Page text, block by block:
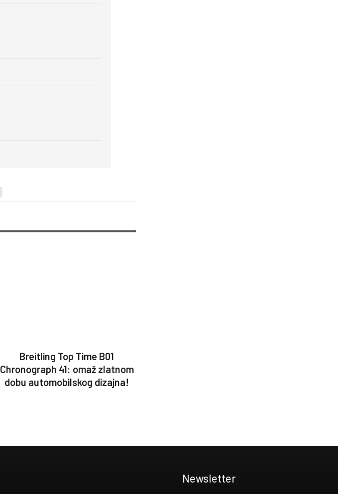
Breitling Top Time B01
Chronograph 41: omaž zlatnom
dobu automobilskog dizajna!
Newsletter